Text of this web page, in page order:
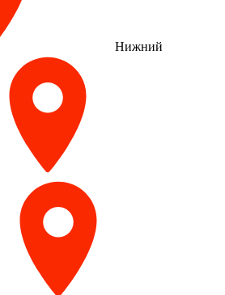
Нижний